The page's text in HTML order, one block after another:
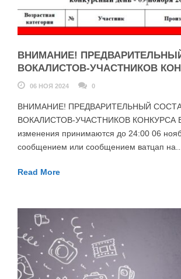
ВНИМАНИЕ!
ВОКАЛИСТОВ-УЧАСТНИКОВ
06 НОЯ 2024 0
ВНИМАНИЕ! ПРЕДВАРИТЕЛЬНЫЙ
ВОКАЛИСТОВ-УЧАСТНИКОВ КОНКУРСА
изменения принимаются до 24:00 06
сообщением или сообщением ватцап на...
Read More